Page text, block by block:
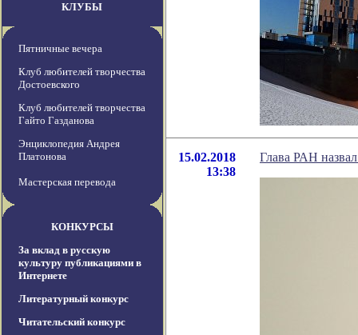
КЛУБЫ
Пятничные вечера
Клуб любителей творчества
Достоевского
Клуб любителей творчества
Гайто Газданова
Энциклопедия Андрея
Платонова
Мастерская перевода
КОНКУРСЫ
За вклад в русскую
культуру публикациями в
Интернете
Литературный конкурс
Читательский конкурс
15.02.2018
13:38
Глава РАН